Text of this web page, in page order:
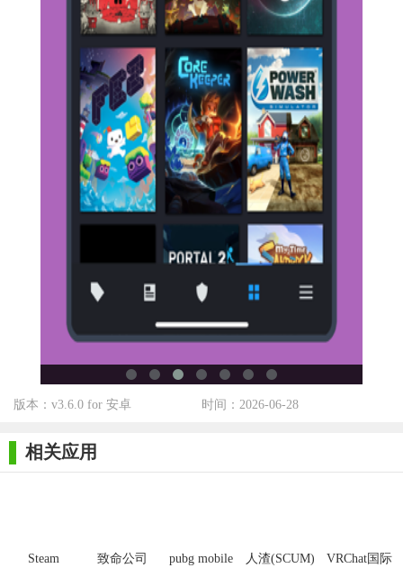
版本：v3.6.0 for 安卓 时间：2026-06-28
相关应用
Steam
致命公司
pubg mobile
人渣(SCUM)
VRChat国际